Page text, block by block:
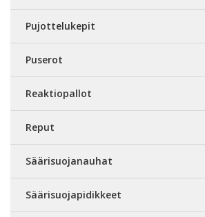
Pujottelukepit
Puserot
Reaktiopallot
Reput
Säärisuojanauhat
Säärisuojapidikkeet